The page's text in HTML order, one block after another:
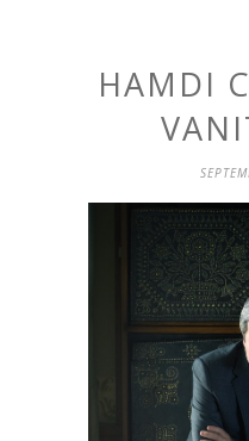
HAMDI